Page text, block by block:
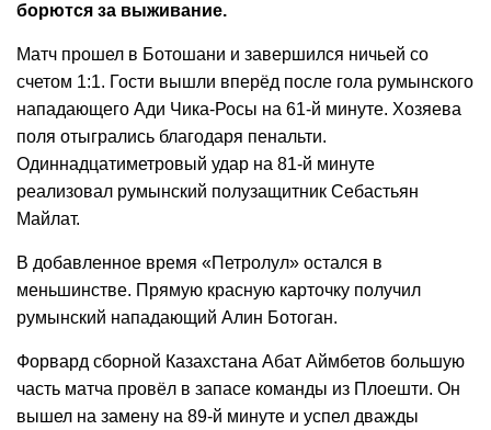
борются за выживание.
Матч прошел в Ботошани и завершился ничьей со
счетом 1:1. Гости вышли вперёд после гола румынского
нападающего Ади Чика-Росы на 61-й минуте. Хозяева
поля отыгрались благодаря пенальти.
Одиннадцатиметровый удар на 81-й минуте
реализовал румынский полузащитник Себастьян
Майлат.
В добавленное время «Петролул» остался в
меньшинстве. Прямую красную карточку получил
румынский нападающий Алин Ботоган.
Форвард сборной Казахстана Абат Аймбетов большую
часть матча провёл в запасе команды из Плоешти. Он
вышел на замену на 89-й минуте и успел дважды